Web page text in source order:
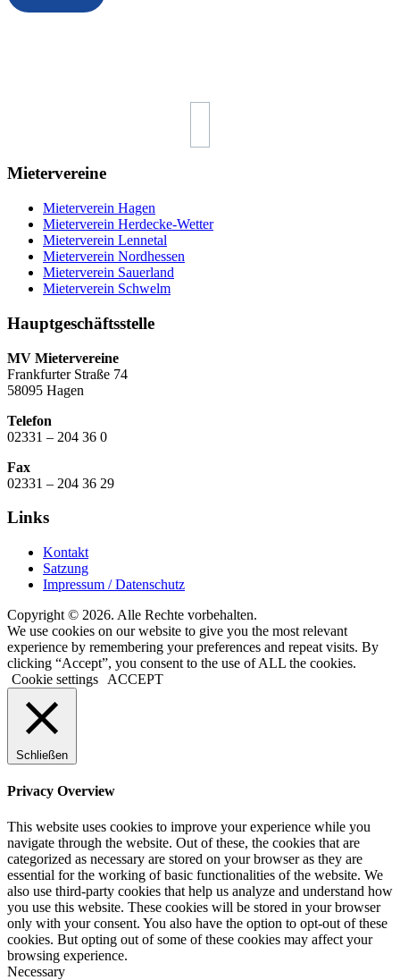
Mietervereine
Mieterverein Hagen
Mieterverein Herdecke-Wetter
Mieterverein Lennetal
Mieterverein Nordhessen
Mieterverein Sauerland
Mieterverein Schwelm
Hauptgeschäftsstelle
MV Mietervereine
Frankfurter Straße 74
58095 Hagen
Telefon
02331 – 204 36 0
Fax
02331 – 204 36 29
Links
Kontakt
Satzung
Impressum / Datenschutz
Copyright © 2026. Alle Rechte vorbehalten.
We use cookies on our website to give you the most relevant
experience by remembering your preferences and repeat visits. By
clicking “Accept”, you consent to the use of ALL the cookies.
Cookie settings
ACCEPT
Schließen
Privacy Overview
This website uses cookies to improve your experience while you
navigate through the website. Out of these, the cookies that are
categorized as necessary are stored on your browser as they are
essential for the working of basic functionalities of the website. We
also use third-party cookies that help us analyze and understand how
you use this website. These cookies will be stored in your browser
only with your consent. You also have the option to opt-out of these
cookies. But opting out of some of these cookies may affect your
browsing experience.
Necessary